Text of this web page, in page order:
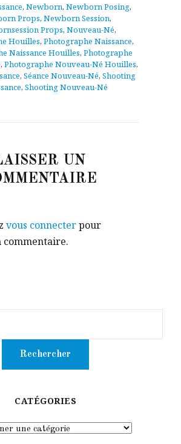
, Newborn, Newborn Posing,
Props, Newborn Session,
Props, Nouveau-Né,
Houilles, Photographe Naissance,
Naissance Houilles, Photographe
, Photographe Nouveau-Né Houilles,
, Séance Nouveau-Né, Shooting
, Shooting Nouveau-Né
UN
vous connecterpour
CATÉGORIES